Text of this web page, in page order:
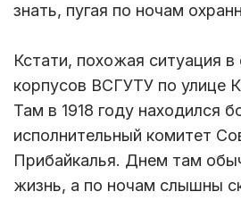
знать, пугая по ночам
Кстати, похожая ситуация
корпусов ВСГУТУ по улице
Там в 1918 году находился
исполнительный комитет
Прибайкалья. Днем там
жизнь, а по ночам слышны